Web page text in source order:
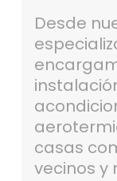
Desde
casas
vecinos y